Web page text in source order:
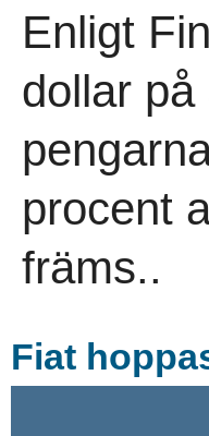
Enligt
dollar
procent
främs..
Fiat